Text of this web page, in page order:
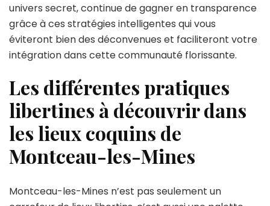
univers secret, continue de gagner en transparence
grâce à ces stratégies intelligentes qui vous
éviteront bien des déconvenues et faciliteront votre
intégration dans cette communauté florissante.
Les différentes pratiques
libertines à découvrir dans
les lieux coquins de
Montceau-les-Mines
Montceau-les-Mines n’est pas seulement un